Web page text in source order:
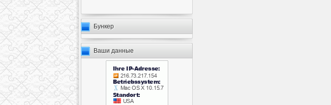
Бункер
Ваши данные